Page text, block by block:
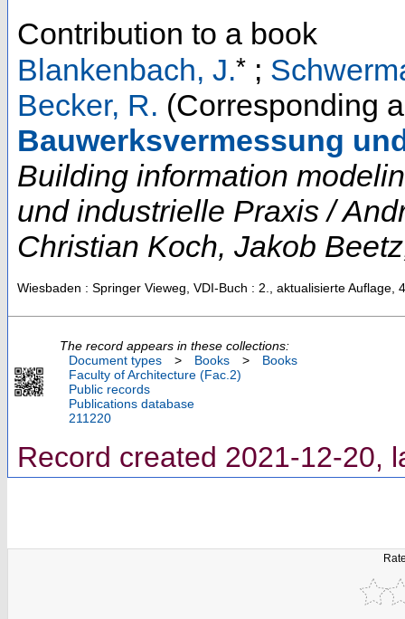
Contribution to a book
Blankenbach, J.* ;
Becker, R. (Corresponding
Bauwerksvermessung
Building information
und industrielle Praxis /
Christian Koch, Jakob
Wiesbaden : Springer Vieweg, VDI-Buch : 2., aktualisierte Auflage,
The record appears in these collections:
Document types
> Books >
Books
Faculty of Architecture (Fac.2)
Public records
Publications database
211220
Record created 2021-12-20,